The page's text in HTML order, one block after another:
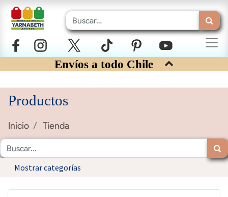
Envíos a todo Chile
Productos
Inicio Tienda
Mostrar categorías